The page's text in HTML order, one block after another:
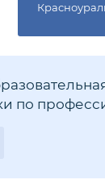
по